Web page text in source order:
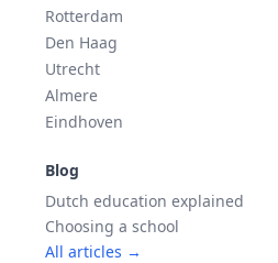
Rotterdam
Den Haag
Utrecht
Almere
Eindhoven
Blog
Dutch education explained
Choosing a school
All articles →